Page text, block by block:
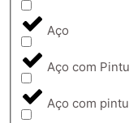
Aço
Aço com
Aço com